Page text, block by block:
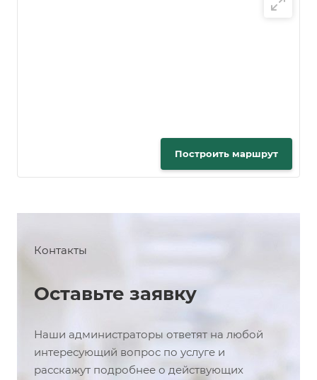
Построить маршрут
Контакты
Оставьте заявку
Наши администраторы ответят на любой
интересующий вопрос по услуге и
расскажут подробнее о действующих